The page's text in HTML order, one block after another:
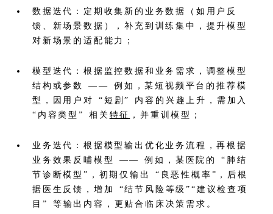
数据迭代：定期收集新的业务数据（如用户反
馈、新场景数据），补充到训练集中，提升模型
对新场景的适配能力；
模型迭代：根据监控数据和业务需求，调整模型
结构或参数 —— 例如，某短视频平台的推荐模
型，因用户对 “短剧” 内容的兴趣上升，需加入
“内容类型” 相关 特征 ，并重训模型；
业务迭代：根据模型输出优化业务流程，再根据
业务效果反哺模型 —— 例如，某医院的 “肺结
节诊断模型”，初期仅输出 “良恶性概率”，后根
据医生反馈，增加 “结节风险等级”“建议检查项
目” 等输出内容，更贴合临床决策需求。